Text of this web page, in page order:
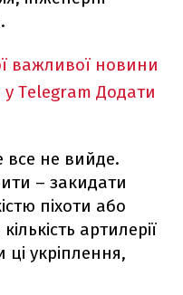
важливої новини
у Telegram Додати
не вийде.
– закидати
піхоти або
артилерії
укріплення,